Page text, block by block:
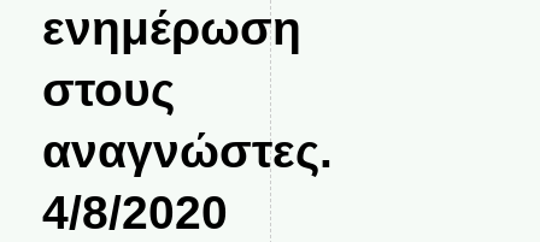
ενημέρωση
στους
αναγνώστες.
4/8/2020